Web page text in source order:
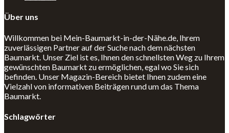
Über uns
Willkommen bei Mein-Baumarkt-in-der-Nähe.de, Ihrem
zuverlässigen Partner auf der Suche nach dem nächsten
Baumarkt. Unser Ziel ist es, Ihnen den schnellsten Weg zu Ihrem
gewünschten Baumarkt zu ermöglichen, egal wo Sie sich
befinden. Unser Magazin-Bereich bietet Ihnen zudem eine
Vielzahl von informativen Beiträgen rund um das Thema
Baumarkt.
Schlagwörter